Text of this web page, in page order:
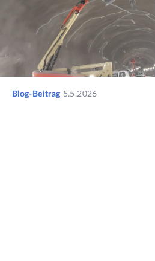
Blog-Beitrag 5.5.2026